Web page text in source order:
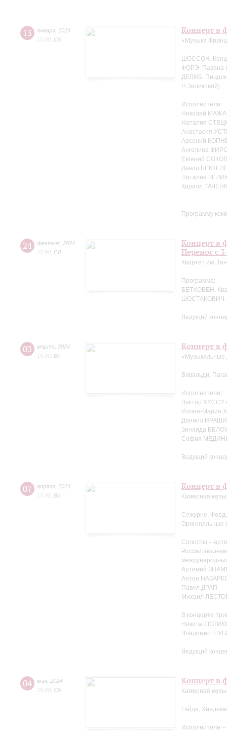
13 января 2024
15:00 Сб
Концерт в
«Музыка
ШОССОН.
ФОРЭ. Павана
ДЕЛИБ.
Н.Зеликовой)
Исполнители:
Николай
Наталия
Анастасия
Арсений
Ангелина
Евгений
Давид
Наталия
Кирилл
Программу
24 февраля 2024
15:00 Сб
Концерт в
Перенос с
Квартет им.
Программа:
БЕТХОВЕН.
ШОСТАКОВИЧ.
Ведущий
03 марта
2024
15:00 Вс
Концерт в
«Музыкальные
Вивальди,
Исполнители:
Виктор ХУССУ
Илона-Мария
Даниил
Зинаида
София
Ведущий
07 апреля 2024
15:00 Вс
Концерт в
Камерная
Сежурне,
Оригинальные
Солисты –
России
Артемий
Антон
Павел ДРАП
Михаил
В концерте
Никита
Владимир
Ведущий
04 мая 2024
15:00 Сб
Концерт в
Камерная
Гайдн,
Исполнители